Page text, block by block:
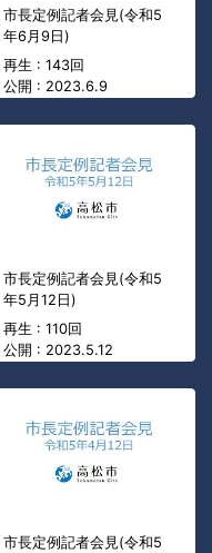
市長定例記者会見(令和5
年6月9日)
再生 : 143回
公開 : 2023.6.9
市長定例記者会見(令和5
年5月12日)
再生 : 110回
公開 : 2023.5.12
市長定例記者会見(令和5